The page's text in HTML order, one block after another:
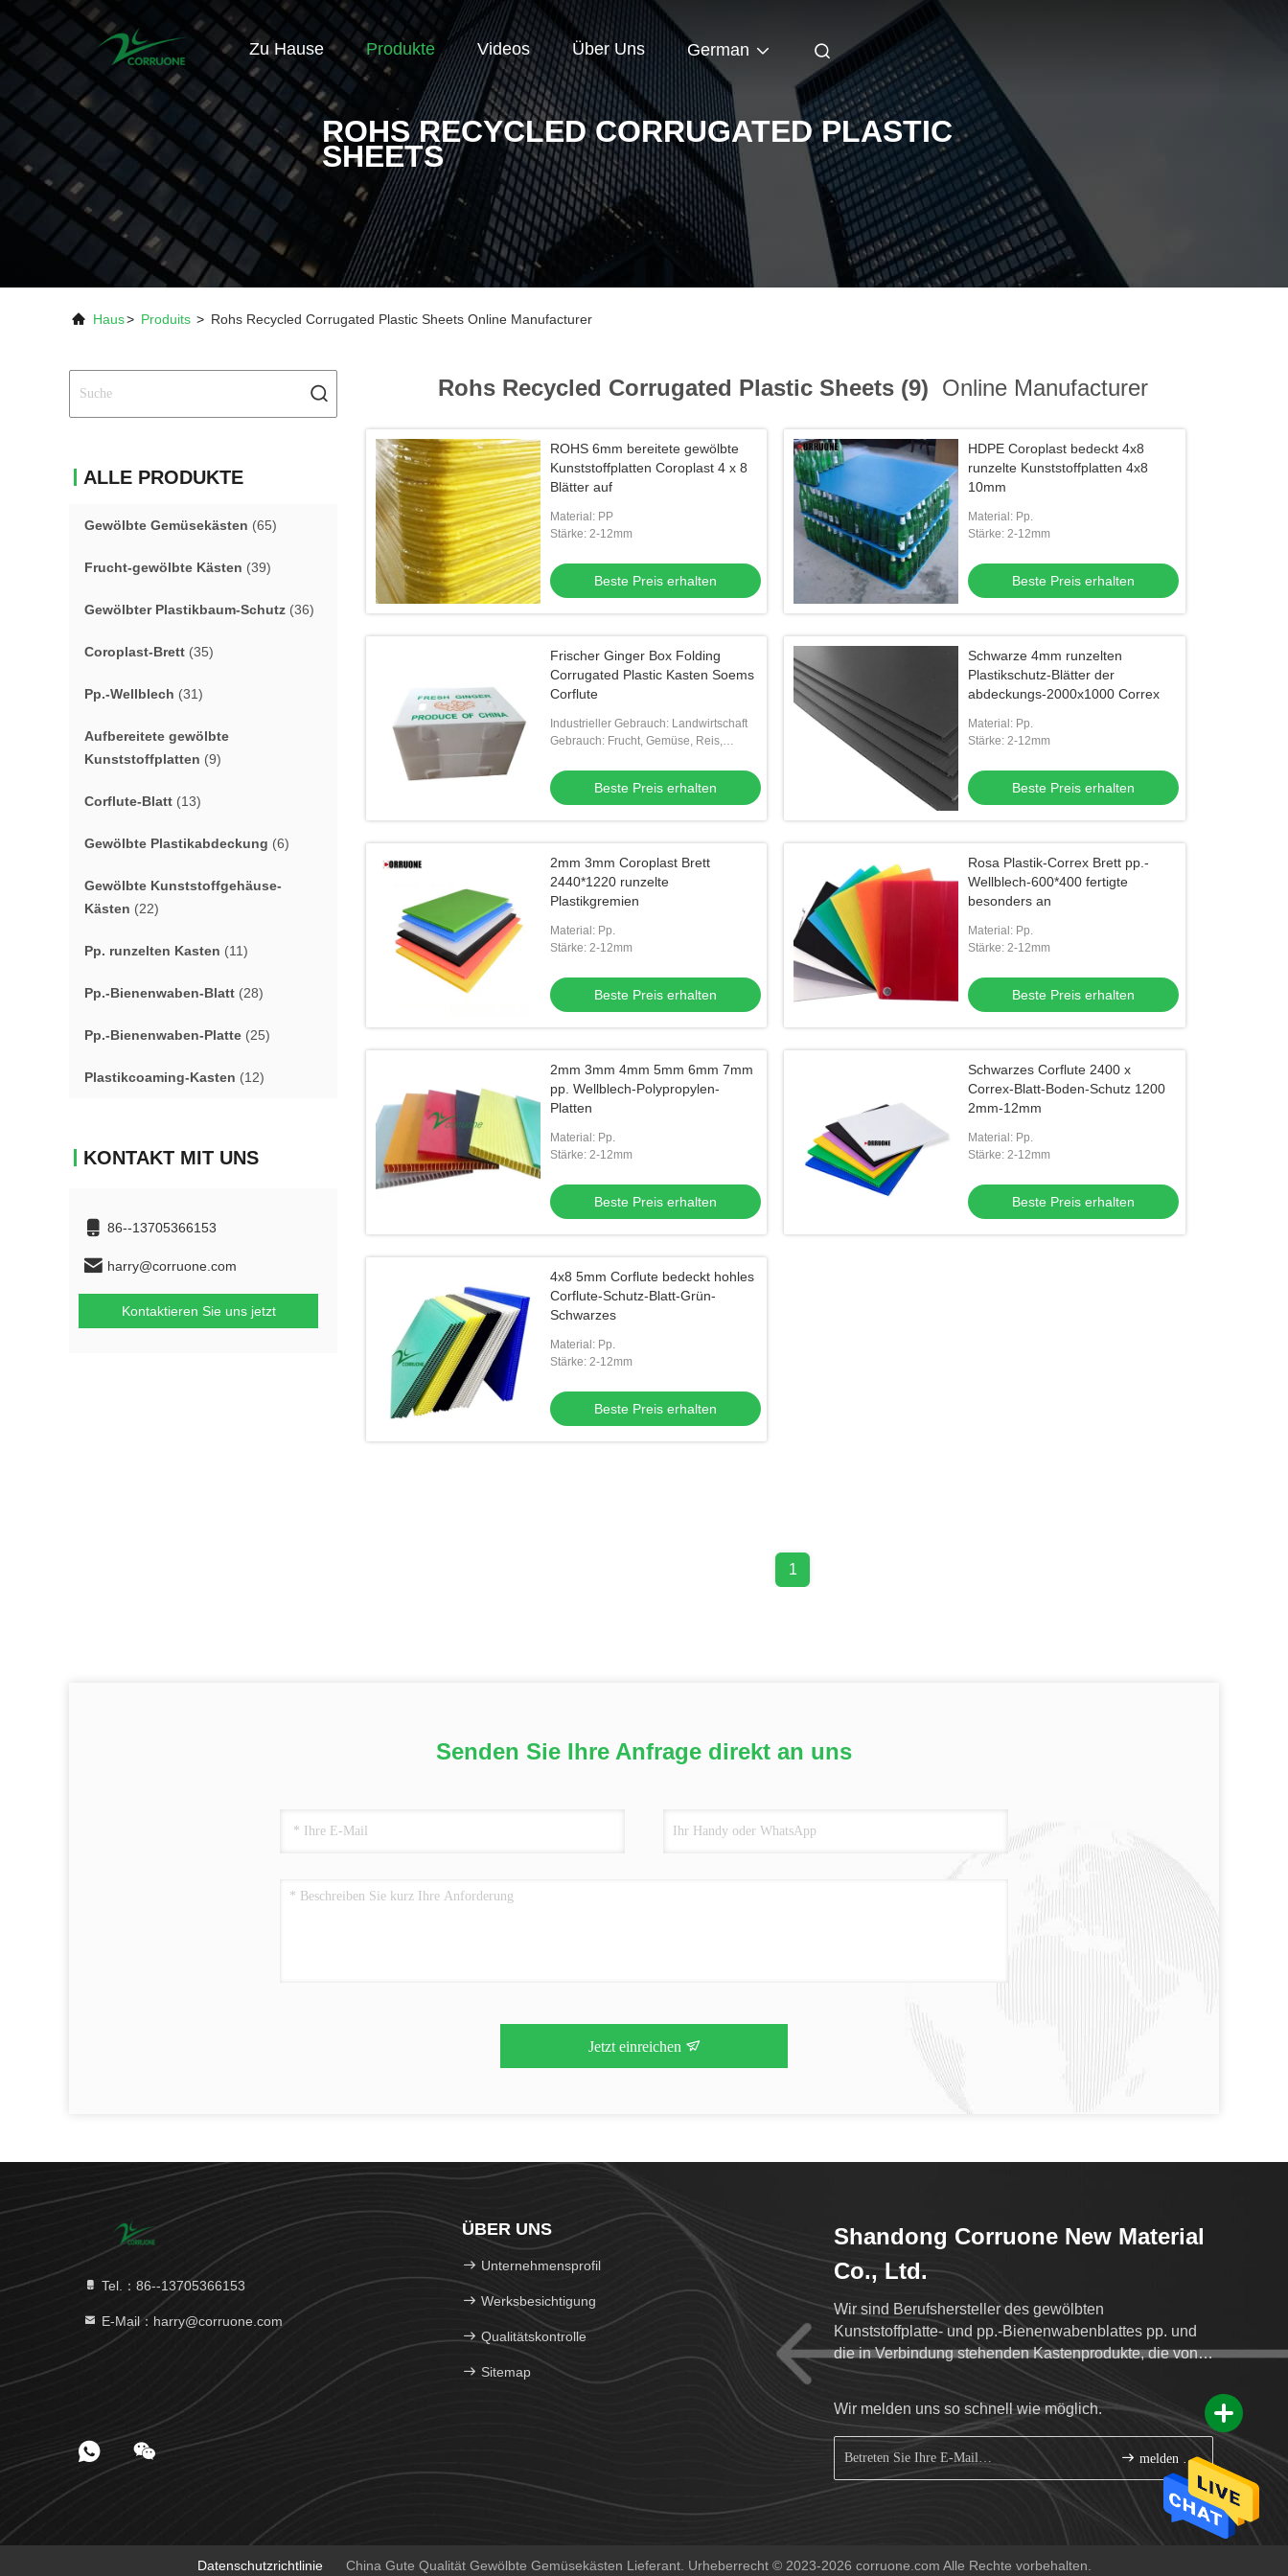
Zu Hause Produkte Videos Über Uns German
ROHS RECYCLED CORRUGATED PLASTIC
SHEETS
Haus> Produits > Rohs Recycled Corrugated Plastic Sheets Online Manufacturer
ALLE PRODUKTE
Gewölbte Gemüsekästen (65)
Frucht-gewölbte Kästen (39)
Gewölbter Plastikbaum-Schutz (36)
Coroplast-Brett (35)
Pp.-Wellblech (31)
Aufbereitete gewölbte
Kunststoffplatten (9)
Corflute-Blatt (13)
Gewölbte Plastikabdeckung (6)
Gewölbte Kunststoffgehäuse-
Kästen (22)
Pp. runzelten Kasten (11)
Pp.-Bienenwaben-Blatt (28)
Pp.-Bienenwaben-Platte (25)
Plastikcoaming-Kasten (12)
KONTAKT MIT UNS
86--13705366153
harry@corruone.com
Kontaktieren Sie uns jetzt
Rohs Recycled Corrugated Plastic Sheets (9) Online Manufacturer
ROHS 6mm bereitete gewölbte
Kunststoffplatten Coroplast 4 x 8
Blätter auf
Material: PP
Stärke: 2-12mm
Beste Preis erhalten
HDPE Coroplast bedeckt 4x8
runzelte Kunststoffplatten 4x8
10mm
Material: Pp.
Stärke: 2-12mm
Beste Preis erhalten
Frischer Ginger Box Folding
Corrugated Plastic Kasten Soems
Corflute
Industrieller Gebrauch: Landwirtschaft
Gebrauch: Frucht, Gemüse, Reis,
andere Landwirtschaft
Beste Preis erhalten
Schwarze 4mm runzelten
Plastikschutz-Blätter der
abdeckungs-2000x1000 Correx
Material: Pp.
Stärke: 2-12mm
Beste Preis erhalten
2mm 3mm Coroplast Brett
2440*1220 runzelte
Plastikgremien
Material: Pp.
Stärke: 2-12mm
Beste Preis erhalten
Rosa Plastik-Correx Brett pp.-
Wellblech-600*400 fertigte
besonders an
Material: Pp.
Stärke: 2-12mm
Beste Preis erhalten
2mm 3mm 4mm 5mm 6mm 7mm
pp. Wellblech-Polypropylen-
Platten
Material: Pp.
Stärke: 2-12mm
Beste Preis erhalten
Schwarzes Corflute 2400 x
Correx-Blatt-Boden-Schutz 1200
2mm-12mm
Material: Pp.
Stärke: 2-12mm
Beste Preis erhalten
4x8 5mm Corflute bedeckt hohles
Corflute-Schutz-Blatt-Grün-
Schwarzes
Material: Pp.
Stärke: 2-12mm
Beste Preis erhalten
1
Senden Sie Ihre Anfrage direkt an uns
Jetzt einreichen
Tel.：86--13705366153
E-Mail：harry@corruone.com
ÜBER UNS
Unternehmensprofil
Werksbesichtigung
Qualitätskontrolle
Sitemap
Shandong Corruone New Material
Co., Ltd.
Wir sind Berufshersteller des gewölbten
Kunststoffplatte- und pp.-Bienenwabenblattes pp. und
die in Verbindung stehenden Kastenprodukte, die von
jenen Blättern gemacht werden.
Wir melden uns so schnell wie möglich.
melden Sie sich an
Datenschutzrichtlinie China Gute Qualität Gewölbte Gemüsekästen Lieferant. Urheberrecht © 2023-2026 corruone.com Alle Rechte vorbehalten.